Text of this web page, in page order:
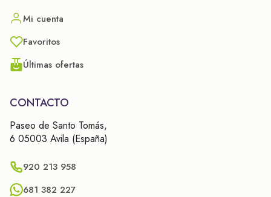
Mi cuenta
Favoritos
Últimas ofertas
CONTACTO
Paseo de Santo Tomás,
6 05003 Avila (España)
920 213 958
681 382 227